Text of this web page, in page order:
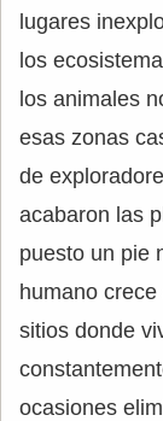
lugares
los
los animales
esas zonas
de
acabaron las
puesto un pie
humano
sitios donde
ocasiones